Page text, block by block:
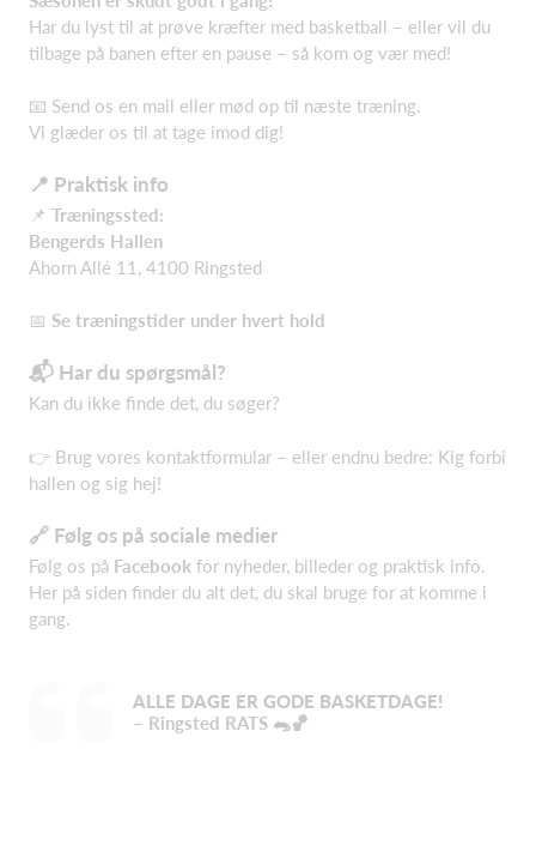
Har du lyst til at prøve kræfter med basketball – eller vil du
tilbage på banen efter en pause – så kom og vær med!
📧 Send os en mail eller mød op til næste træning.
Vi glæder os til at tage imod dig!
📍 Praktisk info
📌 Træningssted:
Bengerds Hallen
Ahorn Allé 11, 4100 Ringsted
📅 Se træningstider under hvert hold
📬 Har du spørgsmål?
Kan du ikke finde det, du søger?
👉 Brug vores kontaktformular – eller endnu bedre: Kig forbi
hallen og sig hej!
🔗 Følg os på sociale medier
Følg os på Facebook for nyheder, billeder og praktisk info.
Her på siden finder du alt det, du skal bruge for at komme i
gang.
ALLE DAGE ER GODE BASKETDAGE!
– Ringsted RATS 🐀🏀